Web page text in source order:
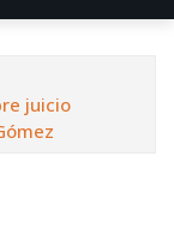
juicio